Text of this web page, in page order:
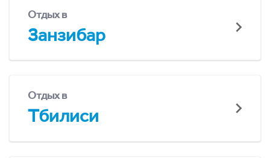
Отдых в
Занзибар
Отдых в
Тбилиси